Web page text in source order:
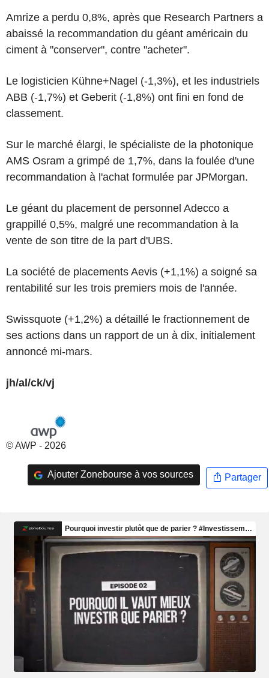
Amrize a perdu 0,8%, après que Research Partners a
abaissé la recommandation du géant américain du
ciment à "conserver", contre "acheter".
Le logisticien Kühne+Nagel (-1,3%), et les industriels
ABB (-1,7%) et Geberit (-1,8%) ont fini en fond de
classement.
Sur le marché élargi, le spécialiste de la photonique
AMS Osram a grimpé de 1,7%, dans la foulée d'une
recommandation à l'achat formulée par JPMorgan.
Le géant du placement de personnel Adecco a
grappillé 0,5%, malgré une recommandation à la
vente de son titre de la part d'UBS.
La société de placements Aevis (+1,1%) a soigné sa
rentabilité sur les trois premiers mois de l'année.
Swissquote (+1,2%) a détaillé le fractionnement de
ses actions dans un rapport de un à dix, initialement
annoncé mi-mars.
jh/al/ck/vj
© AWP - 2026
Ajouter Zonebourse à vos sources Partager